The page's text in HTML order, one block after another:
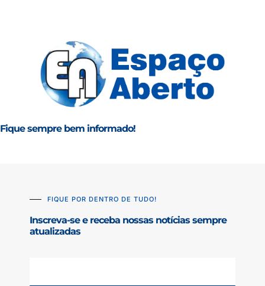
Fique sempre bem informado!
FIQUE POR DENTRO DE TUDO!
Inscreva-se e receba nossas notícias sempre
atualizadas